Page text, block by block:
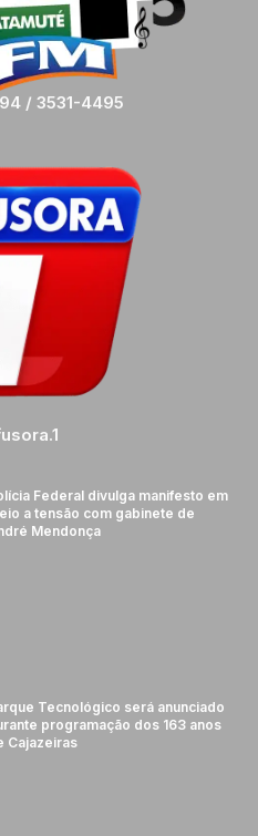
/ 3531-4495
Federal divulga manifesto em
a tensão com gabinete de
Mendonça
Tecnológico será anunciado
programação dos 163 anos
Cajazeiras